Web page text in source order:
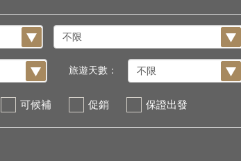
旅遊天數：
可候補 促銷 保證出發